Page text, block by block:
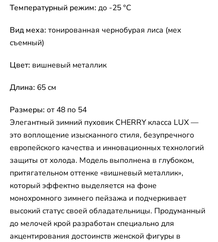
Температурный режим: до -25 °C
Вид меха: тонированная чернобурая лиса (мех
съемный)
Цвет: вишневый металлик
Длина: 65 см
Размеры: от 48 по 54
Элегантный зимний пуховик CHERRY класса LUX —
это воплощение изысканного стиля, безупречного
европейского качества и инновационных технологий
защиты от холода. Модель выполнена в глубоком,
притягательном оттенке «вишневый металлик»,
который эффектно выделяется на фоне
монохромного зимнего пейзажа и подчеркивает
высокий статус своей обладательницы. Продуманный
до мелочей крой разработан специально для
акцентирования достоинств женской фигуры в